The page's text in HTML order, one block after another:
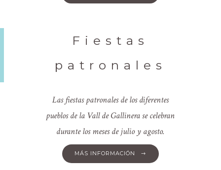
Fiestas
patronales
Las fiestas patronales de los diferentes
pueblos de la Vall de Gallinera se celebran
durante los meses de julio y agosto.
MÁS INFORMACIÓN